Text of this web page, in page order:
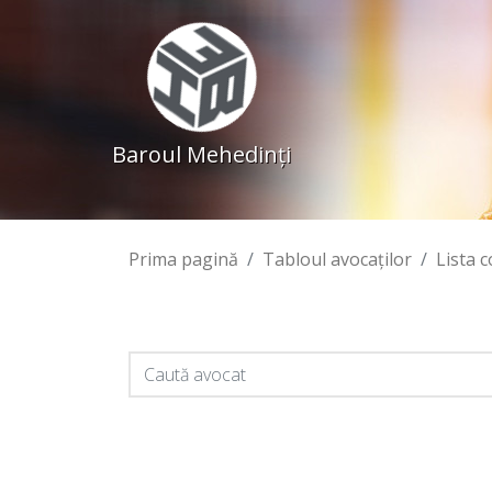
Baroul Mehedinţi
Prima pagină Tabloul avocaţilor Lista